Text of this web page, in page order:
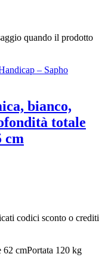
quando il prodotto
bianco,
totale
cm
codici sconto o crediti
62 cmPortata 120 kg